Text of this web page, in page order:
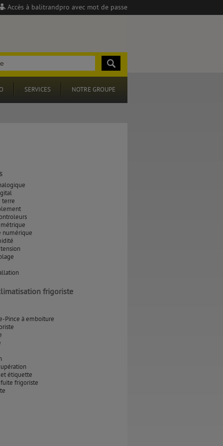
Accès à balitrandpro avec mot de passe
SERVICES NOTRE GROUPE
terre
numérique
frigoriste
Pince à emboiture
étiquette
frigoriste